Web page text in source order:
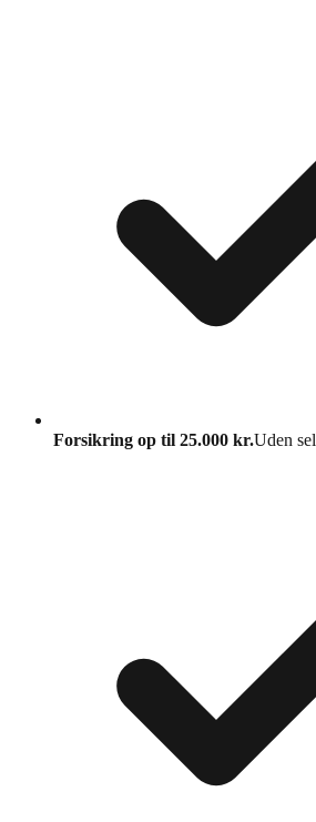
Forsikring op til 25.000 kr.Uden